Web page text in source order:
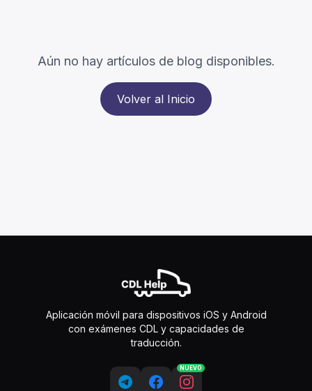
Aún no hay artículos de blog disponibles.
Volver al Inicio
Aplicación móvil para dispositivos iOS y Android
con exámenes CDL y capacidades de
traducción.
NUEVO